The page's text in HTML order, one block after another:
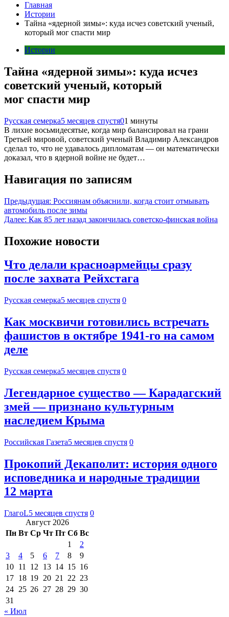
Главная
Истории
Тайна «ядерной зимы»: куда исчез советский ученый,
который мог спасти мир
Истории
Тайна «ядерной зимы»: куда исчез
советский ученый, который
мог спасти мир
Русская семерка5 месяцев спустя01 минуты
В лихие восьмидесятые, когда мир балансировал на грани
Третьей мировой, советский ученый Владимир Александров
сделал то, что не удавалось дипломатам — он математически
доказал, что в ядерной войне не будет…
Навигация по записям
Предыдущая: Россиянам объяснили, когда стоит отмывать
автомобиль после зимы
Далее: Как 85 лет назад закончилась советско-финская война
Похожие новости
Что делали красноармейцы сразу
после захвата Рейхстага
Русская семерка5 месяцев спустя 0
Как москвичи готовились встречать
фашистов в октябре 1941-го на самом
деле
Русская семерка5 месяцев спустя 0
Легендарное существо — Карадагский
змей — признано культурным
наследием Крыма
Российская Газета5 месяцев спустя 0
Прокопий Декаполит: история одного
исповедника и народные традиции
12 марта
ГлагоL5 месяцев спустя 0
Август 2026
Пн Вт Ср Чт Пт Сб Вс
1
2
3
4 5 6 7 8
9
10 11 12 13 14 15 16
17 18 19 20 21 22 23
24 25 26 27 28 29 30
31
« Июл